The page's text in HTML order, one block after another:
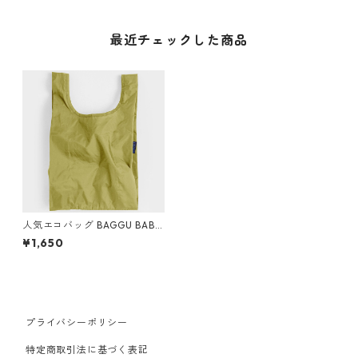
最近チェックした商品
人気エコバッグ BAGGU BABY
ベビーバグゥ バグー ウィート
イエロー
¥1,650
プライバシーポリシー
特定商取引法に基づく表記